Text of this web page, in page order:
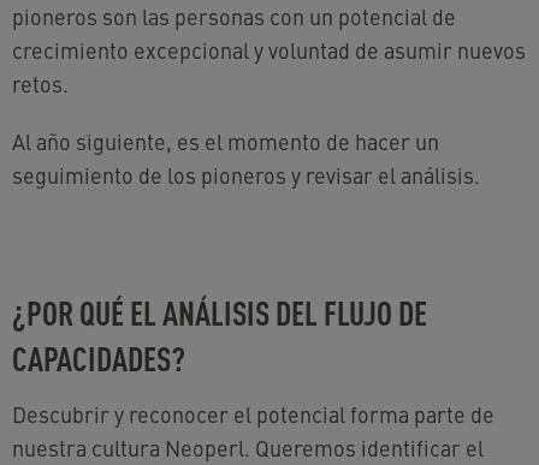
pioneros son las personas con un potencial de
crecimiento excepcional y voluntad de asumir nuevos
retos.
Al año siguiente, es el momento de hacer un
seguimiento de los pioneros y revisar el análisis.
¿POR QUÉ EL ANÁLISIS DEL FLUJO DE
CAPACIDADES?
Descubrir y reconocer el potencial forma parte de
nuestra cultura Neoperl. Queremos identificar el